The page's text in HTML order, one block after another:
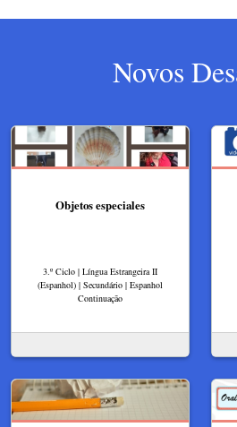
Novos
Objetos especiales
3.º Ciclo | Língua Estrangeira II
(Espanhol) | Secundário | Espanhol
Continuação